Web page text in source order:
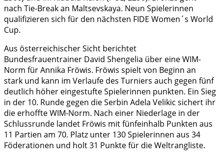
nach Tie-Break an Maltsevskaya. Neun Spielerinnen
qualifizieren sich für den nächsten FIDE Women´s World
Cup.
Aus österreichischer Sicht berichtet
Bundesfrauentrainer David Shengelia über eine WIM-
Norm für Annika Fröwis. Fröwis spielt von Beginn an
stark und kann im Verlaufe des Turniers auch gegen fünf
deutlich höher eingestufte Spielerinnen punkten. Ein Sieg
in der 10. Runde gegen die Serbin Adela Velikic sichert ihr
die erhoffte WIM-Norm. Nach einer Niederlage in der
Schlussrunde landet Fröwis mit fünfeinhalb Punkten aus
11 Partien am 70. Platz unter 130 Spielerinnen aus 34
Föderationen und holt 31 Punkte für die Weltrangliste.